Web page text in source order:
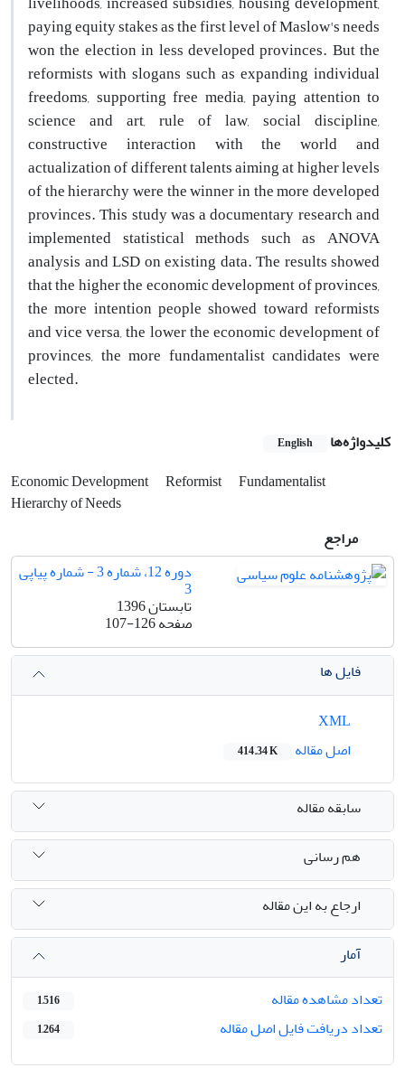
paying equity stakes as the first level of Maslow's needs
won the election in less developed provinces. But the
reformists with slogans such as expanding individual
freedoms, supporting free media, paying attention to
science and art, rule of law, social discipline,
constructive interaction with the world and
actualization of different talents aiming at higher levels
of the hierarchy were the winner in the more developed
provinces. This study was a documentary research and
implemented statistical methods such as ANOVA
analysis and LSD on existing data. The results showed
that the higher the economic development of provinces,
the more intention people showed toward reformists
and vice versa, the lower the economic development of
provinces, the more fundamentalist candidates were
elected.
کلیدواژه‌ها English
Economic Development Reformist Fundamentalist
Hierarchy of Needs
مراجع
دوره 12، شماره 3 - شماره پیاپی
3
تابستان 1396
صفحه107-126
فایل ها
اصل مقاله
414.34 K
سابقه مقاله
هم رسانی
ارجاع به این مقاله
آمار
تعداد مشاهده مقاله
1,516
تعداد دریافت فایل اصل مقاله 1,264